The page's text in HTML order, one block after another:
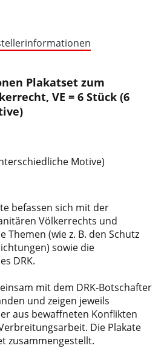
Plakatset zum
VE = 6 Stück (6
Motive)
befassen sich mit der
Völkerrechts und
Themen (wie z. B. den Schutz
sowie die
DRK.
mit dem DRK-Botschafter
und zeigen jeweils
aus bewaffneten Konflikten
Die Plakate
zusammengestellt.